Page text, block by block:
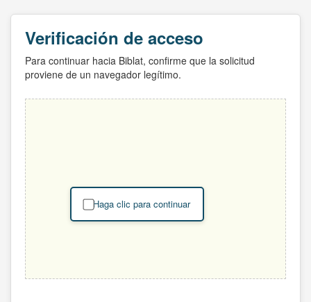
Verificación de acceso
Para continuar hacia Biblat, confirme que la solicitud
proviene de un navegador legítimo.
Haga clic para continuar